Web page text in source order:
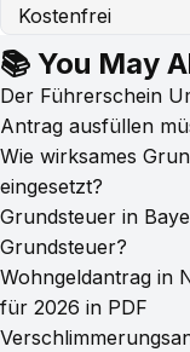
Kostenfrei
📚 You May
Der Führerschein
Antrag ausfüllen
Wie wirksames
eingesetzt?
Grundsteuer in
Grundsteuer?
Wohngeldantrag in
für 2026 in PDF